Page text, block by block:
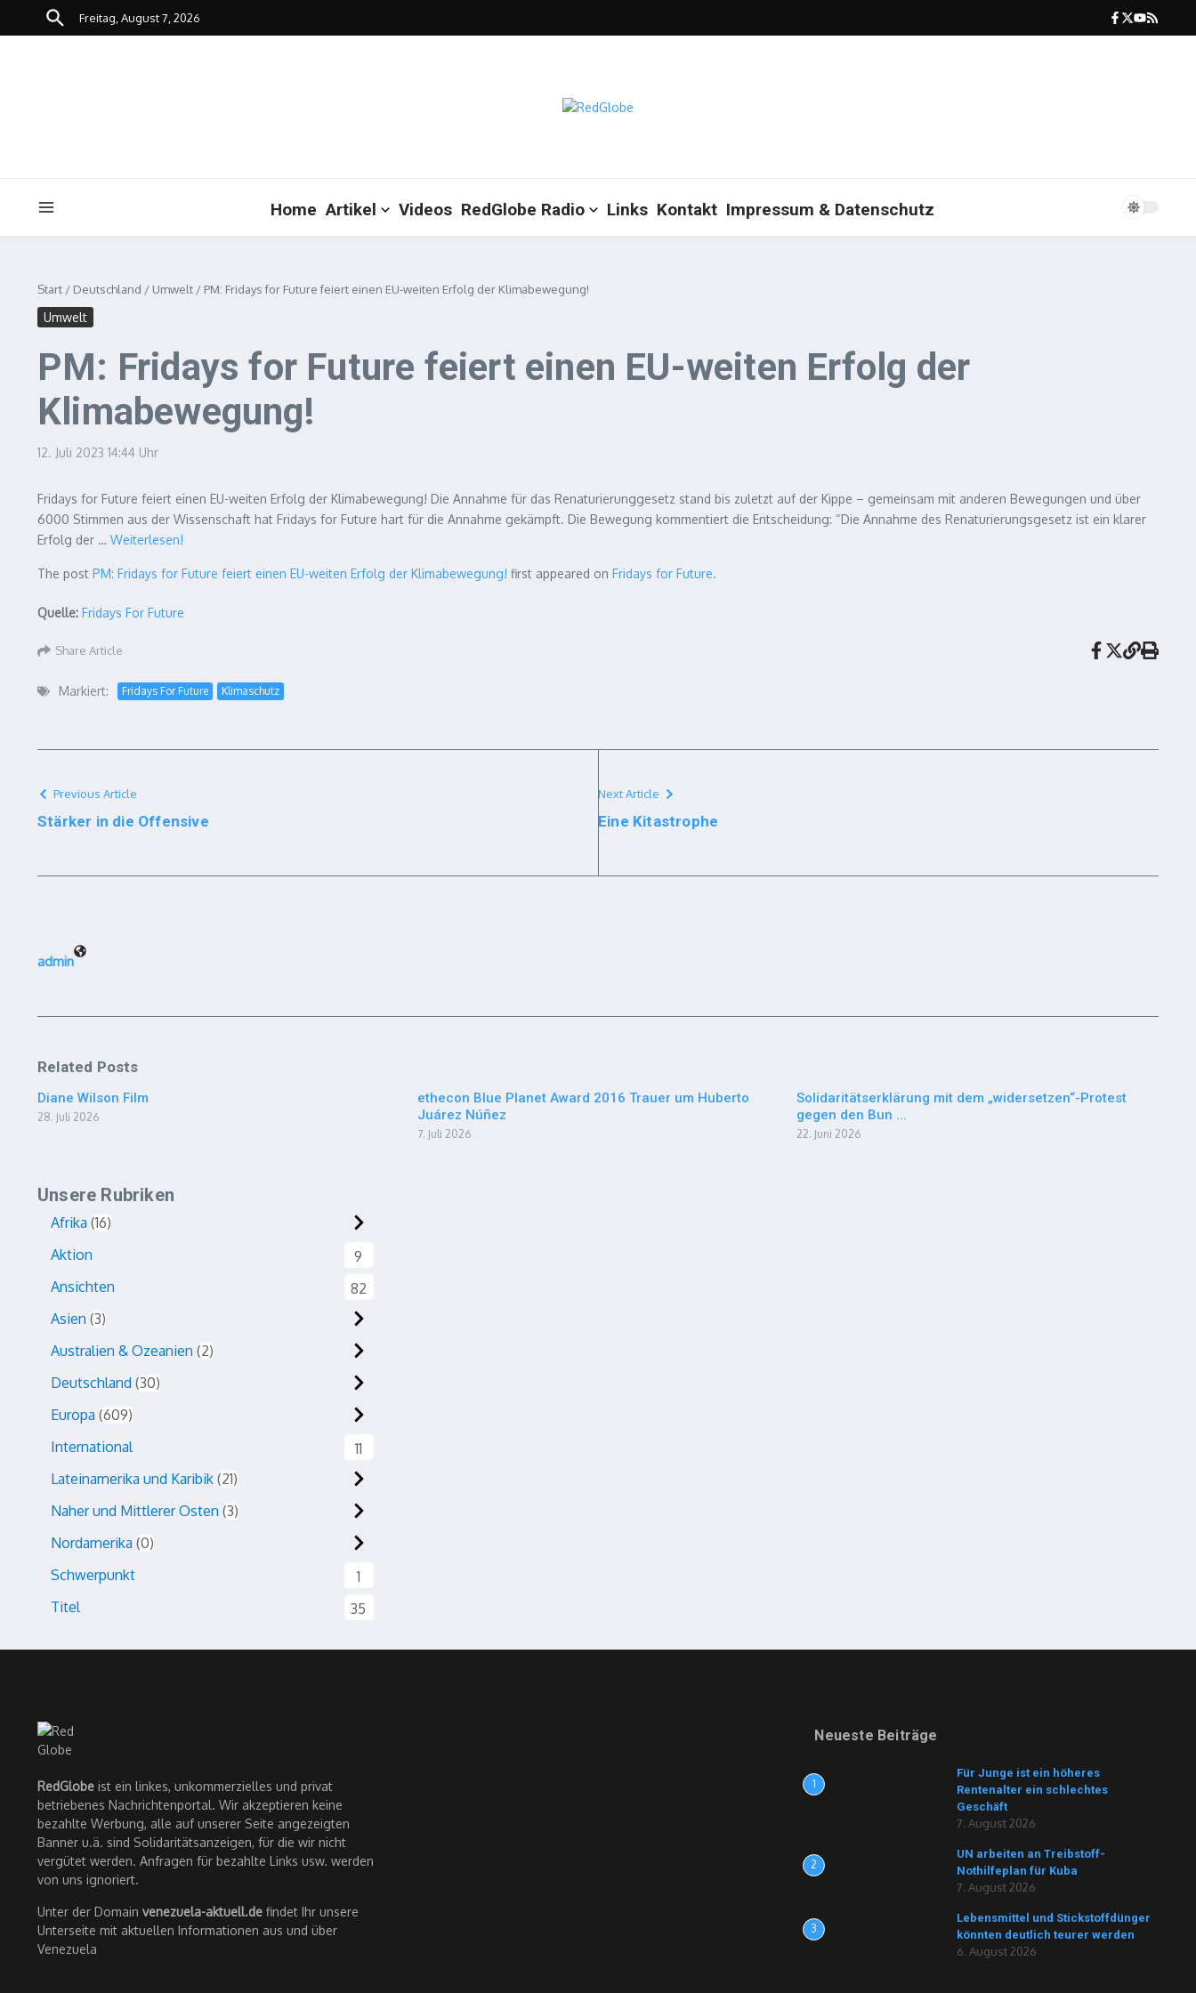
Zum Inhalt springen
Freitag, August 7, 2026
Home Artikel Videos RedGlobe Radio Links Kontakt Impressum & Datenschutz
Start / Deutschland / Umwelt / PM: Fridays for Future feiert einen EU-weiten Erfolg der Klimabewegung!
Umwelt
PM: Fridays for Future feiert einen EU-weiten Erfolg der
Klimabewegung!
12. Juli 2023 14:44 Uhr
Fridays for Future feiert einen EU-weiten Erfolg der Klimabewegung! Die Annahme für das Renaturierunggesetz stand bis zuletzt auf der Kippe – gemeinsam mit anderen Bewegungen und über
6000 Stimmen aus der Wissenschaft hat Fridays for Future hart für die Annahme gekämpft. Die Bewegung kommentiert die Entscheidung: “Die Annahme des Renaturierungsgesetz ist ein klarer
Erfolg der … Weiterlesenüber „PM: Fridays for Future feiert einen EU-weiten Erfolg der Klimabewegung!“
!
The post PM: Fridays for Future feiert einen EU-weiten Erfolg der Klimabewegung! first appeared on Fridays for Future.
Quelle: Fridays For Future
Share Article
Markiert: Fridays For Future Klimaschutz
Previous Article
Stärker in die Offensive
Next Article
Eine Kitastrophe
admin
Related Posts
Diane Wilson Film
28. Juli 2026
ethecon Blue Planet Award 2016 Trauer um Huberto
Juárez Núñez
7. Juli 2026
Solidaritätserklärung mit dem „widersetzen“-Protest
gegen den Bun ...
22. Juni 2026
Unsere Rubriken
Afrika 16
Aktion
9
Ansichten
82
Asien 3
Australien & Ozeanien 2
Deutschland 30
Europa 609
International
11
Lateinamerika und Karibik 21
Naher und Mittlerer Osten 3
Nordamerika 0
Schwerpunkt
1
Titel
35
RedGlobe ist ein linkes, unkommerzielles und privat
betriebenes Nachrichtenportal. Wir akzeptieren keine
bezahlte Werbung, alle auf unserer Seite angezeigten
Banner u.ä. sind Solidaritätsanzeigen, für die wir nicht
vergütet werden. Anfragen für bezahlte Links usw. werden
von uns ignoriert.
Unter der Domain venezuela-aktuell.de findet Ihr unsere
Unterseite mit aktuellen Informationen aus und über
Venezuela
Neueste Beiträge
1
Für Junge ist ein höheres
Rentenalter ein schlechtes
Geschäft
7. August 2026
2
UN arbeiten an Treibstoff-
Nothilfeplan für Kuba
7. August 2026
3
Lebensmittel und Stickstoffdünger
könnten deutlich teurer werden
6. August 2026